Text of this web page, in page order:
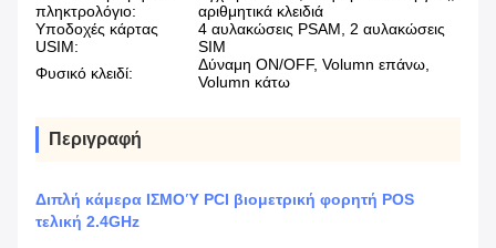
πληκτρολόγιο:
αριθμητικά κλειδιά
Υποδοχές κάρτας
USIM:
4 αυλακώσεις PSAM, 2 αυλακώσεις
SIM
Φυσικό κλειδί:
Δύναμη ON/OFF, Volumn επάνω,
Volumn κάτω
Περιγραφή
Διπλή κάμερα ΙΣΜΟΎ PCI βιομετρική φορητή POS
τελική 2.4GHz